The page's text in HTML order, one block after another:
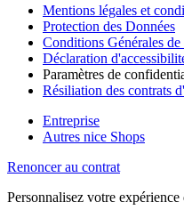
Mentions légales et
Protection des Données
Conditions Générales
Déclaration
Paramètres de
Résiliation des contrats
Entreprise
Autres nice Shops
Renoncer au contrat
Personnalisez votre expérience